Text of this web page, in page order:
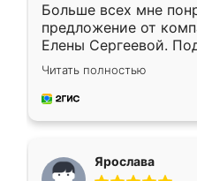
Больше всех мне
предложение от
Елены Сергеевой.
короткие сроки
для замера
предложил по моему
Читать полностью
Ярослава